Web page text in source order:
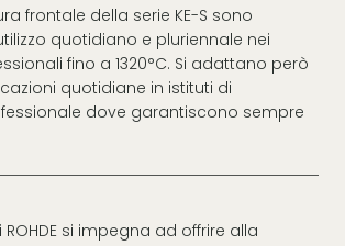
frontale della serie KE-S sono
quotidiano e pluriennale nei
fino a 1320°C. Si adattano però
quotidiane in istituti di
dove garantiscono sempre
si impegna ad offrire alla